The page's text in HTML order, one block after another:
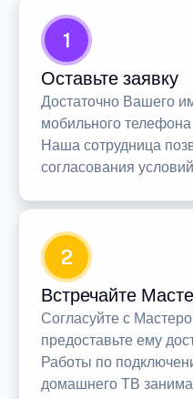
1
Оставьте заявку
Достаточно Вашего
мобильного
Наша сотрудница
согласования
2
Встречайте
Согласуйте с
предоставьте ему
Работы по
домашнего ТВ